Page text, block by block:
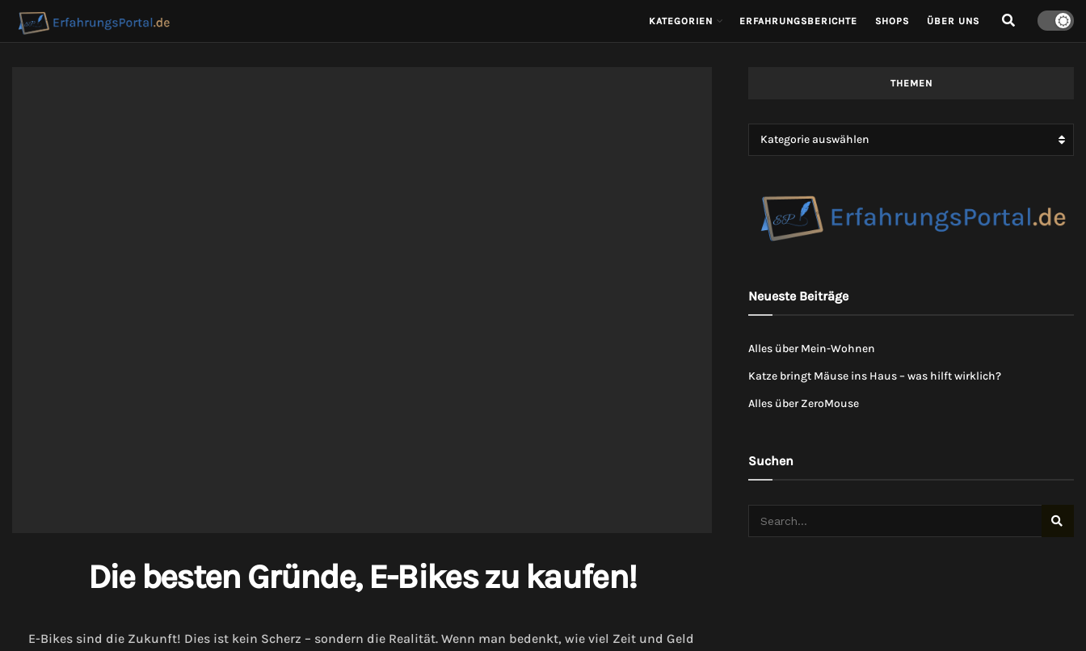
KATEGORIEN ERFAHRUNGSBERICHTE SHOPS ÜBER UNS
Die besten Gründe, E-Bikes zu kaufen!
E-Bikes sind die Zukunft! Dies ist kein Scherz – sondern die Realität. Wenn man bedenkt, wie viel Zeit und Geld
THEMEN
Kategorie auswählen
Neueste Beiträge
Alles über Mein-Wohnen
Katze bringt Mäuse ins Haus – was hilft wirklich?
Alles über ZeroMouse
Suchen